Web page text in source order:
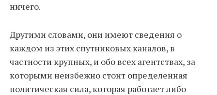
ничего.
Другими словами, они имеют сведения о
каждом из этих спутниковых каналов, в
частности крупных, и обо всех агентствах, за
которыми неизбежно стоит определенная
политическая сила, которая работает либо